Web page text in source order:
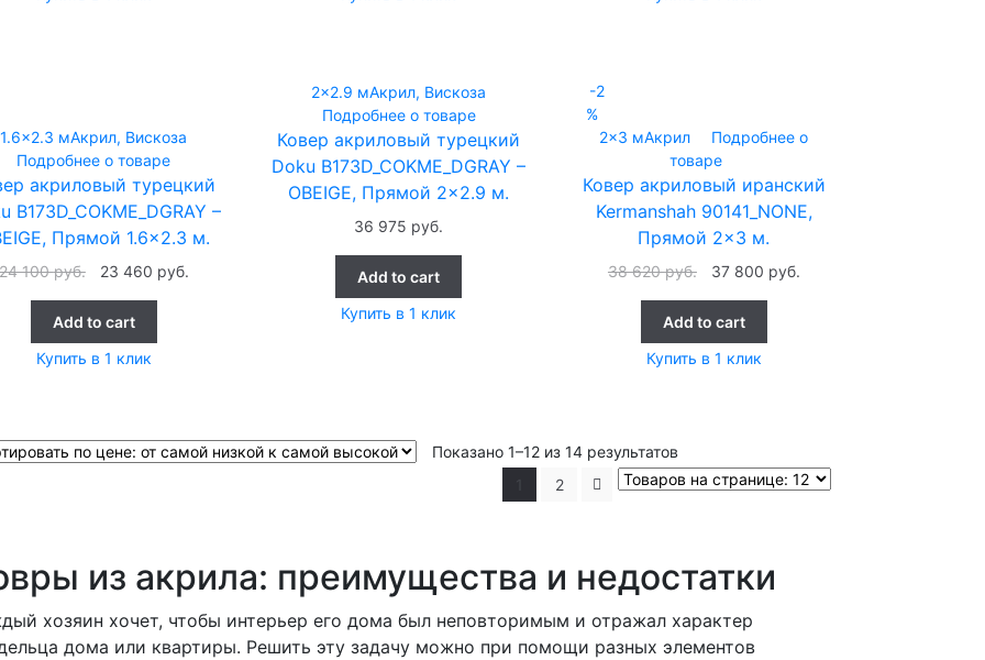
1.6x2.3 мАкрил, Вискоза
Подробнее о товаре
акриловый турецкий
B173D_COKME_DGRAY –
Прямой 1.6×2.3 м.
24 100руб. 23 460 руб.
Add to cart
Купить в 1 клик
2x2.9 мАкрил, Вискоза
Подробнее о товаре
Ковер акриловый турецкий
Doku B173D_COKME_DGRAY –
OBEIGE, Прямой 2×2.9 м.
36 975 руб.
Add to cart
Купить в 1 клик
-2
%
2x3 мАкрил
Подробнее о
товаре
Ковер акриловый иранский
Kermanshah 90141_NONE,
Прямой 2×3 м.
38 620руб. 37 800 руб.
Add to cart
Купить в 1 клик
Показано 1–12 из 14 результатов
2
из акрила: преимущества и недостатки
хозяин хочет, чтобы интерьер его дома был неповторимым и отражал характер
дома или квартиры. Решить эту задачу можно при помощи разных элементов